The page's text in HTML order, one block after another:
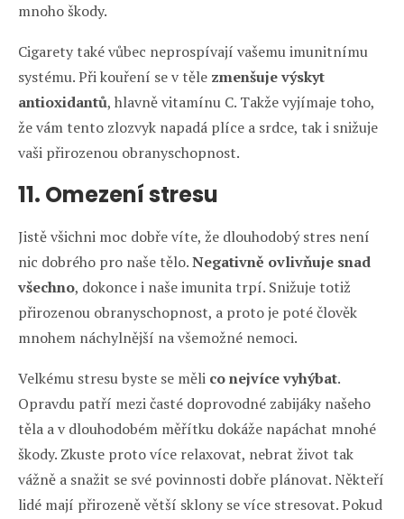
mnoho škody.
Cigarety také vůbec neprospívají vašemu imunitnímu
systému. Při kouření se v těle zmenšuje výskyt
antioxidantů, hlavně vitamínu C. Takže vyjímaje toho,
že vám tento zlozvyk napadá plíce a srdce, tak i snižuje
vaši přirozenou obranyschopnost.
11. Omezení stresu
Jistě všichni moc dobře víte, že dlouhodobý stres není
nic dobrého pro naše tělo.Negativně ovlivňuje snad
všechno, dokonce i naše imunita trpí. Snižuje totiž
přirozenou obranyschopnost, a proto je poté člověk
mnohem náchylnější na všemožné nemoci.
Velkému stresu byste se měli co nejvíce vyhýbat.
Opravdu patří mezi časté doprovodné zabijáky našeho
těla a v dlouhodobém měřítku dokáže napáchat mnohé
škody. Zkuste proto více relaxovat, nebrat život tak
vážně a snažit se své povinnosti dobře plánovat. Někteří
lidé mají přirozeně větší sklony se více stresovat. Pokud